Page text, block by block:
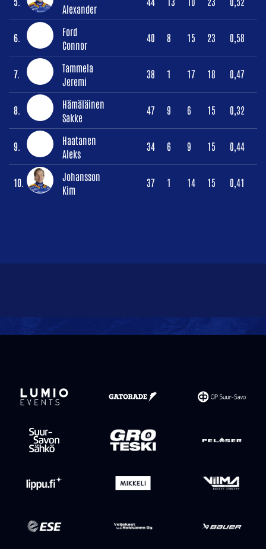
Alexander
6.
Ford
Connor
40 8 15 23 0,58
7.
Tammela
Jeremi
38 1 17 18 0,47
8.
Hämäläinen
Sakke
47 9 6 15 0,32
9.
Haatanen
Aleks
34 6 9 15 0,44
10.
Johansson
Kim
37 1 14 15 0,41